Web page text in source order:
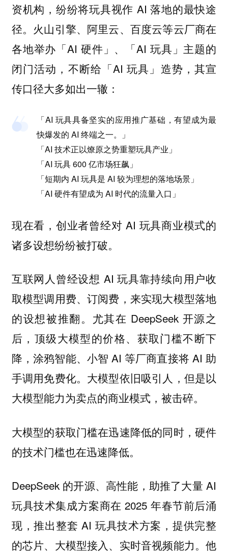
资机构，纷纷将玩具视作 AI 落地的最快途
径。火山引擎、阿里云、百度云等云厂商在
各地举办「AI 硬件」、「AI 玩具」主题的
闭门活动，不断给「AI 玩具」造势，其宣
传口径大多如出一辙：
「AI 玩具具备坚实的应用推广基础，有望成为最
快爆发的 AI 终端之一。」
「AI 技术正以燎原之势重塑玩具产业」
「AI 玩具 600 亿市场狂飙」
「短期内 AI 玩具是 AI 较为理想的落地场景」
「AI 硬件有望成为 AI 时代的流量入口」
现在看，创业者曾经对 AI 玩具商业模式的
诸多设想纷纷被打破。
互联网人曾经设想 AI 玩具靠持续向用户收
取模型调用费、订阅费，来实现大模型落地
的设想被推翻。尤其在 DeepSeek 开源之
后，顶级大模型的价格、获取门槛不断下
降，涂鸦智能、小智 AI 等厂商直接将 AI 助
手调用免费化。大模型依旧吸引人，但是以
大模型能力为卖点的商业模式，被击碎。
大模型的获取门槛在迅速降低的同时，硬件
的技术门槛也在迅速降低。
DeepSeek 的开源、高性能，助推了大量 AI
玩具技术集成方案商在 2025 年春节前后涌
现，推出整套 AI 玩具技术方案，提供完整
的芯片、大模型接入、实时音视频能力。他